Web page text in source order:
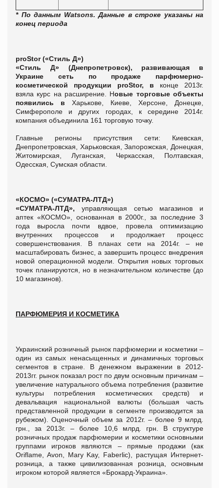
* По данным Watsons.Данные в строке указаны на
конец периода
proStor («Стиль Д»)
«Стиль Д» (Днепропетровск), развивающая в
Украине сеть по продаже парфюмерно-
косметической продукции рroStor, в конце 2013г.
взяла курс на расширение. Новые торговые объекты
появились в Харькове, Киеве, Херсоне, Донецке,
Симферополе и других городах, к середине 2014г.
компания объединила 161 торговую точку.
Главные регионы присутствия сети: Киевская,
Днепропетровская, Харьковская, Запорожская, Донецкая,
Житомирская, Луганская, Черкасская, Полтавская,
Одесская, Сумская области.
«КОСМО» («СУМАТРА-ЛТД»)
«СУМАТРА-ЛТД», управляющая сетью магазинов и
аптек «КОСМО», основанная в 2000г., за последние 3
года выросла почти вдвое, провела оптимизацию
внутренних процессов и продолжает процесс
совершенствования. В планах сети на 2014г. – не
масштабировать бизнес, а завершить процесс внедрения
новой операционной модели. Открытия новых торговых
точек планируются, но в незначительном количестве (до
10 магазинов).
ПАРФЮМЕРИЯ И КОСМЕТИКА
Украинский розничный рынок парфюмерии и косметики –
один из самых ненасыщенных и динамичных торговых
сегментов в стране. В денежном выражении в 2012-
2013гг. рынок показал рост по двум основным причинам –
увеличение натурального объема потребления (развитие
культуры потребления косметических средств) и
девальвация национальной валюты (большая часть
представленной продукции в сегменте производится за
рубежом). Оценочный объем за 2012г. – более 9 млрд.
грн., за 2013г. – более 10,6 млрд. грн. В структуре
розничных продаж парфюмерии и косметики основными
группами игроков являются – прямые продажи (как
Oriflame, Avon, Mary Kay, Faberlic), растущая Интернет-
розница, а также цивилизованная розница, основным
игроком которой является «Брокард-Украина».